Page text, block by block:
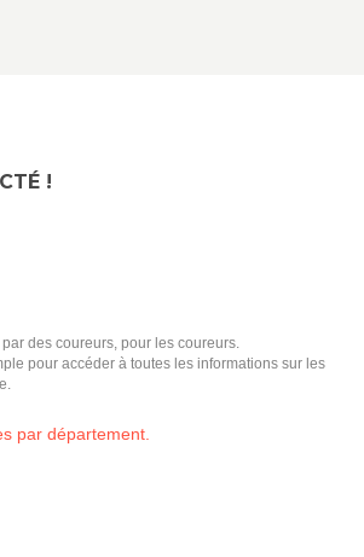
!
des coureurs, pour les coureurs.
pour accéder à toutes les informations sur les
par département.